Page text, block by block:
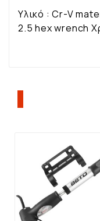
Υλικό : Cr-V
2.5 hex wrench